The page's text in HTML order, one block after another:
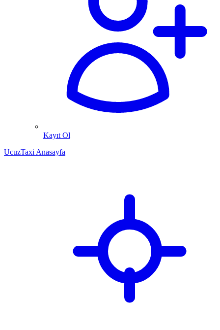
Kayıt Ol
UcuzTaxi Anasayfa